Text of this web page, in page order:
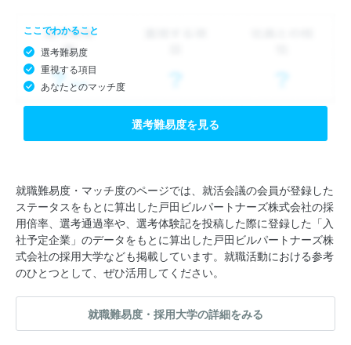
４つの事業の力を集結させ、より質の高いソリューションの実現
＆建物の資産価値向上に貢献しています。
■建築：主にリノベーション工事を行います。学校・病院等の公
共施設・商業施設・オフィス・工場等のコンバージョン・リニュ
■ビルマネジメント：オーナー様にとっての「ビル」という資産
の価値を維持・向上させるため、適切な修繕工事・設備等の点
検・警備や清掃の部分についてコーディネートしています。短期
だけでなく長期的な計画立案を行い、ずっと安心して任せていた
だけるようなサービスを提案しています。
ここでわかること
選考難易度
重視する項目
あなたとのマッチ度
選考難易度を見る
就職難易度・マッチ度のページでは、就活会議の会員が登録した
ステータスをもとに算出した戸田ビルパートナーズ株式会社の採
用倍率、選考通過率や、選考体験記を投稿した際に登録した「入
社予定企業」のデータをもとに算出した戸田ビルパートナーズ株
式会社の採用大学なども掲載しています。就職活動における参考
のひとつとして、ぜひ活用してください。
就職難易度・採用大学の詳細をみる